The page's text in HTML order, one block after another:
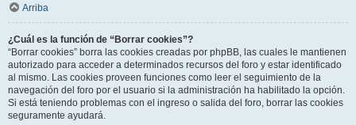
Arriba
¿Cuál es la función de “Borrar cookies”?
“Borrar cookies” borra las cookies creadas por phpBB, las cuales le mantienen
autorizado para acceder a determinados recursos del foro y estar identificado
al mismo. Las cookies proveen funciones como leer el seguimiento de la
navegación del foro por el usuario si la administración ha habilitado la opción.
Si está teniendo problemas con el ingreso o salida del foro, borrar las cookies
seguramente ayudará.